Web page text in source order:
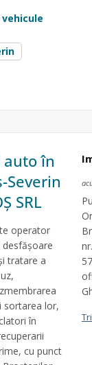
vehicule
în
Severin
SRL
operator
tratare a
sortarea lor,
în
cu punct